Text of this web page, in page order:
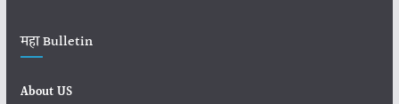
महा Bulletin
About US